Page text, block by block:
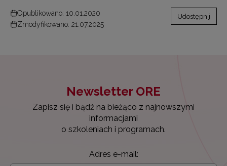
Opublikowano: 10.01.2020
Zmodyfikowano: 21.07.2025
Udostępnij
Newsletter ORE
Zapisz się i bądź na bieżąco z najnowszymi
informacjami
o szkoleniach i programach.
Adres e-mail: